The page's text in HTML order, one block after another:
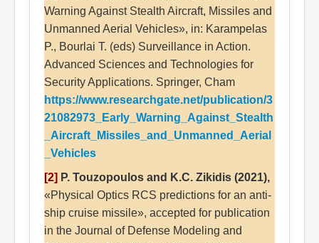
Warning Against Stealth Aircraft, Missiles and
Unmanned Aerial Vehicles», in: Karampelas
P., Bourlai T. (eds) Surveillance in Action.
Advanced Sciences and Technologies for
Security Applications. Springer, Cham
https://www.researchgate.net/publication/3
21082973_Early_Warning_Against_Stealth
_Aircraft_Missiles_and_Unmanned_Aerial
_Vehicles
[2] P. Touzopoulos and K.C. Zikidis (2021),
«Physical Optics RCS predictions for an anti-
ship cruise missile», accepted for publication
in the Journal of Defense Modeling and